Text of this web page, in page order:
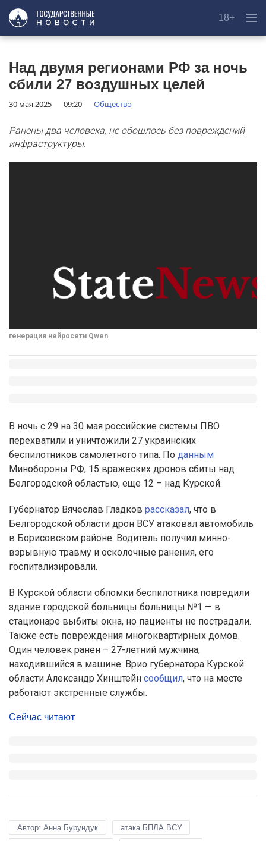
18+
Над двумя регионами РФ за ночь
сбили 27 воздушных целей
30 мая 2025 09:20 Общество
Ранены два человека, не обошлось без повреждений
инфраструктуры.
генерация нейросети Qwen
В ночь с 29 на 30 мая российские системы ПВО
перехватили и уничтожили 27 украинских
беспилотников самолетного типа. По данным
Минобороны РФ, 15 вражеских дронов сбиты над
Белгородской областью, еще 12 – над Курской.
Губернатор Вячеслав Гладков рассказал, что в
Белгородской области дрон ВСУ атаковал автомобиль
в Борисовском районе. Водитель получил минно-
взрывную травму и осколочные ранения, его
госпитализировали.
В Курской области обломки беспилотника повредили
здание городской больницы больницы №1 — в
стационаре выбиты окна, но пациенты не пострадали.
Также есть повреждения многоквартирных домов.
Один человек ранен – 27-летний мужчина,
находившийся в машине. Врио губернатора Курской
области Александр Хинштейн сообщил, что на месте
работают экстренные службы.
Сейчас читают
Автор: Анна Бурундук
атака БПЛА ВСУ